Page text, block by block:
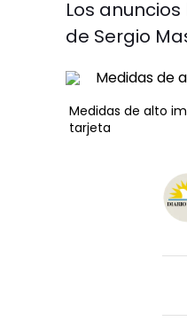
Los
de Sergio
Medidas de alto
tarjeta